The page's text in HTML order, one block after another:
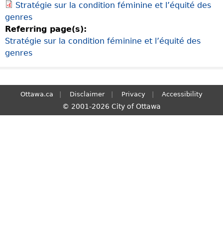
r
S
e
a
r
c
Stratégie sur la condition féminine et l’équité des
genres
Referring page(s):
Stratégie sur la condition féminine et l’équité des
genres
Ottawa.ca Disclaimer Privacy Accessibility
© 2001-2026 City of Ottawa